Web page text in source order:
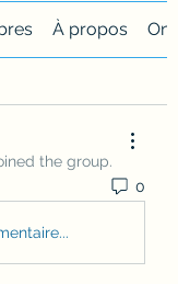
À propos
the group.
0